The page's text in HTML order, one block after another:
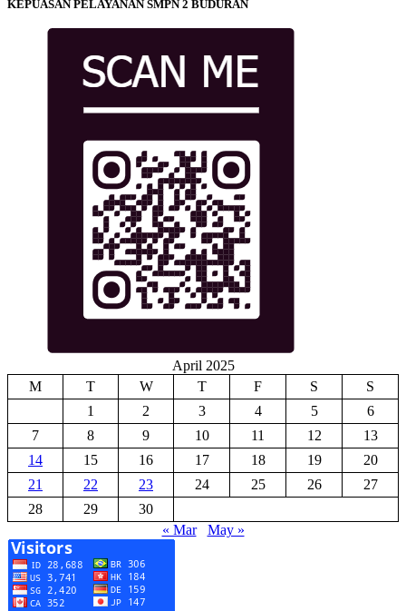
KEPUASAN PELAYANAN SMPN 2 BUDURAN
April 2025
M
T W T F S
S
1
2 3 4 5
6
7
8 9 10 11 12
13
14
15 16 17 18 19
20
21
22 23 24 25 26
27
28
29
30
« Mar
May »